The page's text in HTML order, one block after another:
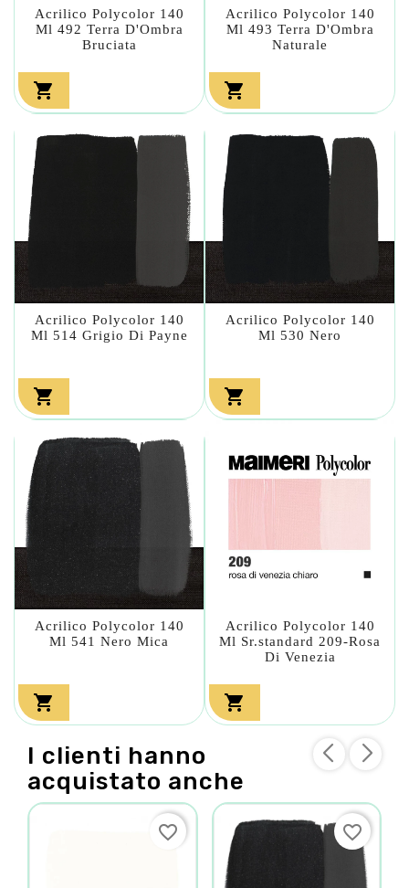
Acrilico Polycolor 140
Ml 492 Terra D'Ombra
Bruciata

Acrilico Polycolor 140
Ml 493 Terra D'Ombra
Naturale

Acrilico Polycolor 140
Ml 514 Grigio Di Payne

Acrilico Polycolor 140
Ml 530 Nero

Acrilico Polycolor 140
Ml 541 Nero Mica

Acrilico Polycolor 140
Ml Sr.standard 209-Rosa
Di Venezia

I clienti hanno
acquistato anche
favorite_border favorite_border